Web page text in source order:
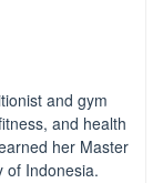
and gym
and health
her Master
of Indonesia.